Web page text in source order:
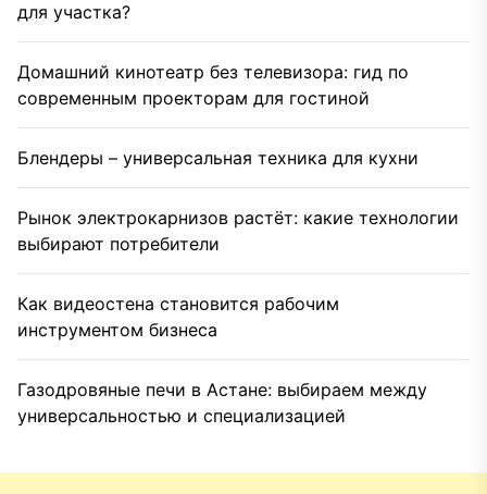
для участка?
Домашний кинотеатр без телевизора: гид по
современным проекторам для гостиной
Блендеры – универсальная техника для кухни
Рынок электрокарнизов растёт: какие технологии
выбирают потребители
Как видеостена становится рабочим
инструментом бизнеса
Газодровяные печи в Астане: выбираем между
универсальностью и специализацией